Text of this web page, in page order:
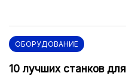
ОБОРУДОВАНИЕ
10 лучших станков